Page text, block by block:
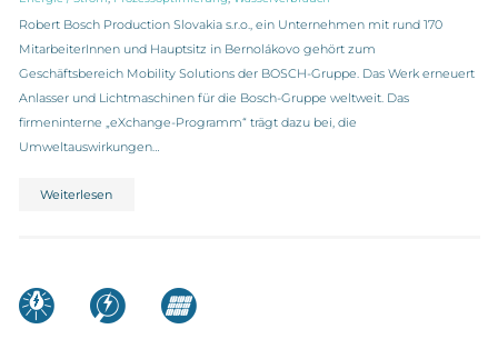
Robert Bosch Production Slovakia s.r.o., ein Unternehmen mit rund 170
MitarbeiterInnen und Hauptsitz in Bernolákovo gehört zum
Geschäftsbereich Mobility Solutions der BOSCH-Gruppe. Das Werk erneuert
Anlasser und Lichtmaschinen für die Bosch-Gruppe weltweit. Das
firmeninterne „eXchange-Programm“ trägt dazu bei, die
Umweltauswirkungen…
Weiterlesen